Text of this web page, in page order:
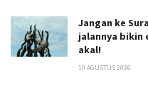
Jangan ke
jalannya bikin
akal!
10 AGUSTUS 2026